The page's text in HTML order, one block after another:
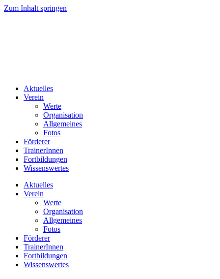
Zum Inhalt springen
Aktuelles
Verein
Werte
Organisation
Allgemeines
Fotos
Förderer
TrainerInnen
Fortbildungen
Wissenswertes
Aktuelles
Verein
Werte
Organisation
Allgemeines
Fotos
Förderer
TrainerInnen
Fortbildungen
Wissenswertes